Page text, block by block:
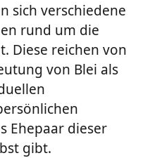
sich verschiedene
rund um die
Diese reichen von
von Blei als
Ehepaar dieser
gibt.